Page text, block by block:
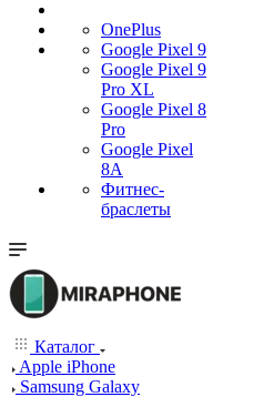
OnePlus
Google Pixel 9
Google Pixel 9
Pro XL
Google Pixel 8
Pro
Google Pixel
8A
Фитнес-
браслеты
Каталог
Apple iPhone
Samsung Galaxy